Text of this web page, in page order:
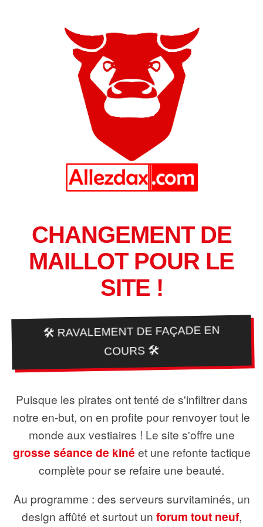
CHANGEMENT DE
MAILLOT POUR LE
SITE !
🛠️ RAVALEMENT DE FAÇADE EN
COURS 🛠️
Puisque les pirates ont tenté de s'infiltrer dans
notre en-but, on en profite pour renvoyer tout le
monde aux vestiaires ! Le site s'offre une
grosse séance de kiné et une refonte tactique
complète pour se refaire une beauté.
Au programme : des serveurs survitaminés, un
design affûté et surtout un forum tout neuf,